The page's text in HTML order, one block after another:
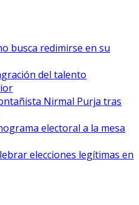
busca redimirse en su
del talento
Nirmal Purja tras
electoral a la mesa
elecciones legítimas en